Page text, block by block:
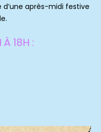
d’une après-midi festive
18H :